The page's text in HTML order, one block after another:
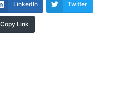
LinkedIn Twitter
Copy Link